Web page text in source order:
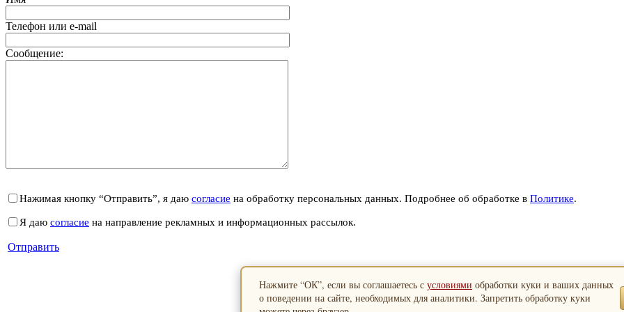
Телефон или e-mail
Сообщение:
Нажимая кнопку “Отправить”, я даю согласие на обработку персональных данных. Подробнее об обработке в Политике.
Я даю согласие на направление рекламных и информационных рассылок.
Отправить
Нажмите “ОК”, если вы соглашаетесь с условиями обработки куки и ваших данных
о поведении на сайте, необходимых для аналитики. Запретить обработку куки